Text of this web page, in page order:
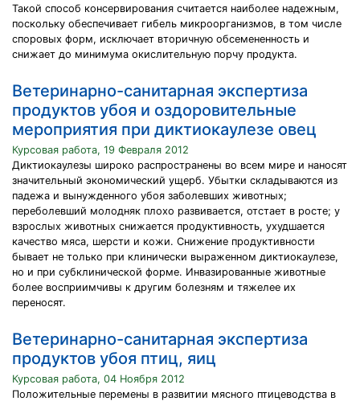
Такой способ консервирования считается наиболее надежным,
поскольку обеспечивает гибель микроорганизмов, в том числе
споровых форм, исключает вторичную обсемененность и
снижает до минимума окислительную порчу продукта.
Ветеринарно-санитарная экспертиза
продуктов убоя и оздоровительные
мероприятия при диктиокаулезе овец
Курсовая работа, 19 Февраля 2012
Диктиокаулезы широко распространены во всем мире и наносят
значительный экономический ущерб. Убытки складываются из
падежа и вынужденного убоя заболевших животных;
переболевший молодняк плохо развивается, отстает в росте; у
взрослых животных снижается продуктивность, ухудшается
качество мяса, шерсти и кожи. Снижение продуктивности
бывает не только при клинически выраженном диктиокаулезе,
но и при субклинической форме. Инвазированные животные
более восприимчивы к другим болезням и тяжелее их
переносят.
Ветеринарно-санитарная экспертиза
продуктов убоя птиц, яиц
Курсовая работа, 04 Ноября 2012
Положительные перемены в развитии мясного птицеводства в